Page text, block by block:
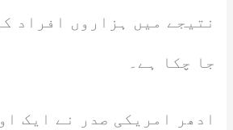
نتیجے میں ہزاروں افراد
جا چکا ہے۔
ادھر امریکی صدر نے ایک